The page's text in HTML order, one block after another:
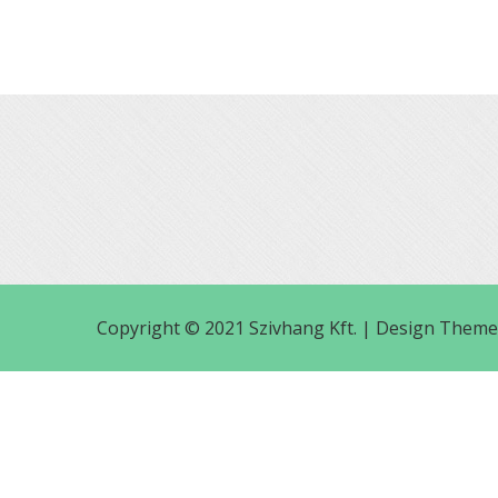
Copyright © 2021 Szivhang Kft. | Design